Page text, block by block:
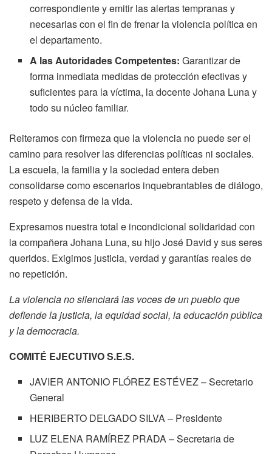
correspondiente y emitir las alertas tempranas y
necesarias con el fin de frenar la violencia política en
el departamento.
A las Autoridades Competentes: Garantizar de
forma inmediata medidas de protección efectivas y
suficientes para la víctima, la docente Johana Luna y
todo su núcleo familiar.
Reiteramos con firmeza que la violencia no puede ser el
camino para resolver las diferencias políticas ni sociales.
La escuela, la familia y la sociedad entera deben
consolidarse como escenarios inquebrantables de diálogo,
respeto y defensa de la vida.
Expresamos nuestra total e incondicional solidaridad con
la compañera Johana Luna, su hijo José David y sus seres
queridos. Exigimos justicia, verdad y garantías reales de
no repetición.
La violencia no silenciará las voces de un pueblo que
defiende la justicia, la equidad social, la educación pública
y la democracia.
COMITÉ EJECUTIVO S.E.S.
JAVIER ANTONIO FLÓREZ ESTÉVEZ – Secretario
General
HERIBERTO DELGADO SILVA – Presidente
LUZ ELENA RAMÍREZ PRADA – Secretaria de